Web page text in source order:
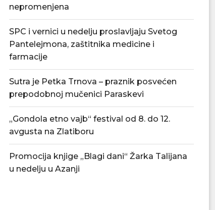
Ognjenović: Sve spremno za
jednokratnu pomoć penzionerima
14....
07/08/2026
07/08/
nepromenjena
SPC i vernici u nedelju proslavljaju Svetog
Pantelejmona, zaštitnika medicine i
farmacije
Sutra je Petka Trnova – praznik posvećen
prepodobnoj mučenici Paraskevi
„Gondola etno vajb“ festival od 8. do 12.
avgusta na Zlatiboru
Promocija knjige „Blagi dani“ Žarka Talijana
u nedelju u Azanji